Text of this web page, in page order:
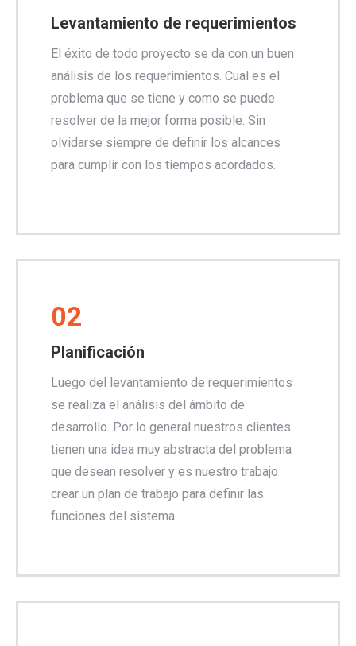
Levantamiento de requerimientos
El éxito de todo proyecto se da con un buen
análisis de los requerimientos. Cual es el
problema que se tiene y como se puede
resolver de la mejor forma posible. Sin
olvidarse siempre de definir los alcances
para cumplir con los tiempos acordados.
02
Planificación
Luego del levantamiento de requerimientos
se realiza el análisis del ámbito de
desarrollo. Por lo general nuestros clientes
tienen una idea muy abstracta del problema
que desean resolver y es nuestro trabajo
crear un plan de trabajo para definir las
funciones del sistema.